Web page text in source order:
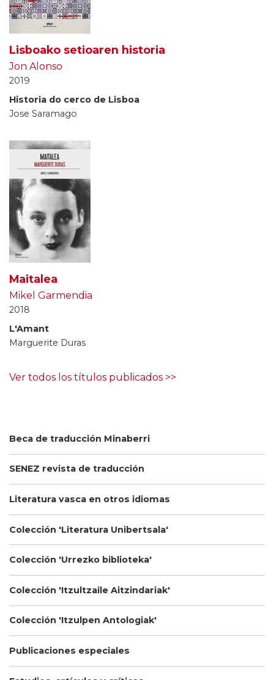
Beca de traducción Minaberri
SENEZ revista de traducción
Literatura vasca en otros idiomas
Colección 'Literatura Unibertsala'
Colección 'Urrezko biblioteka'
Colección 'Itzultzaile Aitzindariak'
Colección 'Itzulpen Antologiak'
Publicaciones especiales
Lisboako setioaren historia
Jon Alonso
2019
Historia do cerco de Lisboa
Jose Saramago
Maitalea
Mikel Garmendia
2018
L'Amant
Marguerite Duras
Ver todos los títulos publicados >>